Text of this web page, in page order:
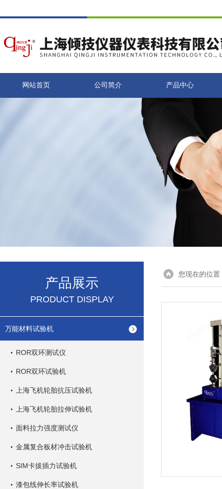
网站首页 公司简介 产品中心
产品展示
PRODUCT DISPLAY
万能材料试验机
ROR双环测试仪
ROR双环试验机
上海飞机轮胎抗压试验机
上海飞机轮胎拉伸试验机
面料拉力强度测试仪
金属复合板材冲击试验机
SIM卡拔插力试验机
漆包线伸长率试验机
您现在的位置